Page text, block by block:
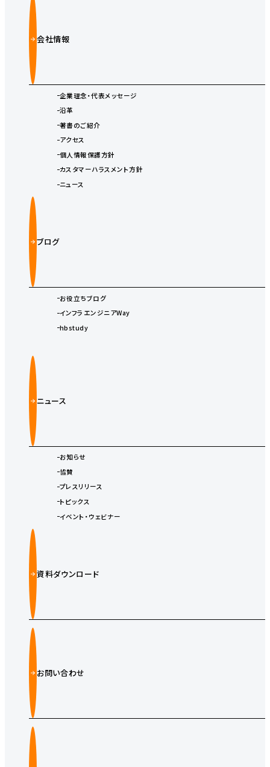
会社情報
企業理念・代表メッセージ
沿革
著書のご紹介
アクセス
個人情報保護方針
カスタマーハラスメント方針
ニュース
ブログ
お役立ちブログ
インフラエンジニアWay
hbstudy
ニュース
お知らせ
協賛
プレスリリース
トピックス
イベント・ウェビナー
資料ダウンロード
お問い合わせ